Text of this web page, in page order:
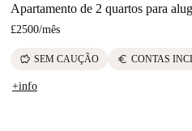
Apartamento de 2 quartos para
£2500/mês
savings SEM CAUÇÃO euro CONTAS
+info